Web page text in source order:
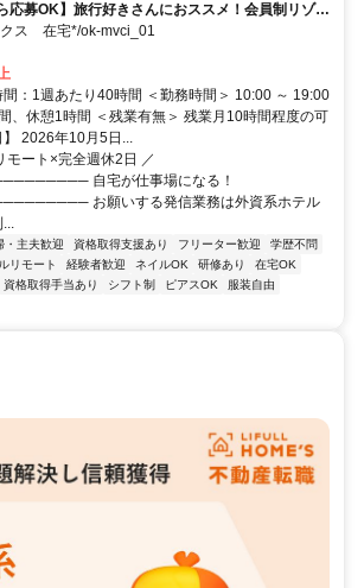
応募OK】旅行好きさんにおススメ！会員制リゾー
ク・リモートワーク◎月収34万円以上も可能！
クス 在宅*/ok-mvci_01
：1週あたり40時間 ＜勤務時間＞ 10:00 ～ 19:00
、休憩1時間 ＜残業有無＞ 残業月10時間程度の可
2026年10月5日...
モート×完全週休2日 ／
自宅が仕事場になる！
お願いする発信業務は外資系ホテル
...
・主夫歓迎 資格取得支援あり フリーター歓迎
学歴不問
リモート 経験者歓迎 ネイルOK 研修あり
在宅OK
資格取得手当あり シフト制 ピアスOK
服装自由